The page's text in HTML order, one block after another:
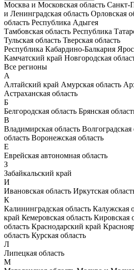
Москва и Московская область Санкт-
и Ленинградская область Орловская
область Республика Адыгея
Тамбовская область Республика
Тульская область Тверская область
Республика Кабардино-Балкария
Камчатский край Новгородская
Все регионы
А
Алтайский край Амурская область
Астраханская область
Б
Белгородская область Брянская
В
Владимирская область Волгоградская
область Воронежская область
Е
Еврейская автономная область
З
Забайкальский край
И
Ивановская область Иркутская
К
Калининградская область Калужская
край Кемеровская область Кировская
область Краснодарский край
область Курская область
Л
Липецкая область
М